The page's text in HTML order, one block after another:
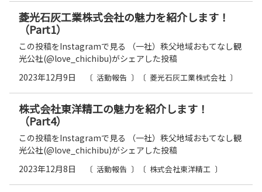
2023年12月9日 活動報告 菱光石灰工業株式会社
菱光石灰工業株式会社の魅力を紹介します！
（Part1）
この投稿をInstagramで見る （一社）秩父地域おもてなし観
光公社(@love_chichibu)がシェアした投稿
2023年12月8日 活動報告 株式会社東洋精工
株式会社東洋精工の魅力を紹介します！
（Part4）
この投稿をInstagramで見る （一社）秩父地域おもてなし観
光公社(@love_chichibu)がシェアした投稿